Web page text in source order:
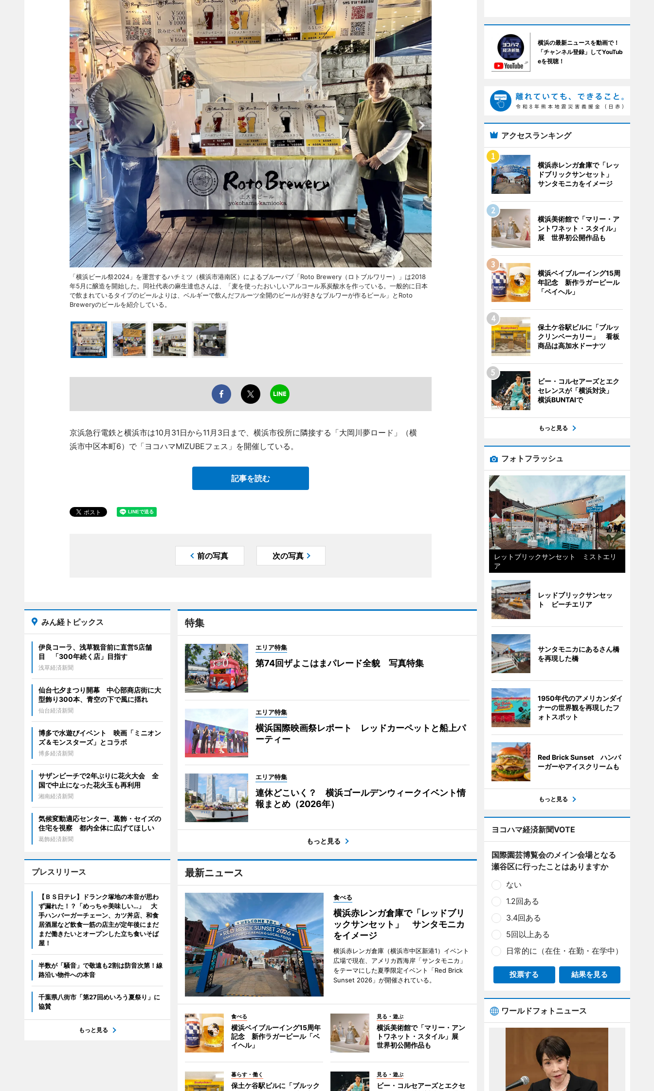
「横浜ビール祭2024」を運営するハチミツ（横浜市港南区）によるブルーパブ「Roto Brewery（ロトブルワリー）」は2018
年5月に醸造を開始した。同社代表の麻生達也さんは、「麦を使ったおいしいアルコール系炭酸水を作っている。一般的に日本
で飲まれているタイプのビールよりは、ベルギーで飲んだフルーツ全開のビールが好きなブルワーが作るビール」とRoto
Breweryのビールを紹介している。
京浜急行電鉄と横浜市は10月31日から11月3日まで、横浜市役所に隣接する「大岡川夢ロード」（横
浜市中区本町6）で「ヨコハマMIZUBEフェス」を開催している。
記事を読む
前の写真 次の写真
特集
エリア特集
第74回ザよこはまパレード全貌 写真特集
エリア特集
横浜国際映画祭レポート レッドカーペットと船上パ
ーティー
エリア特集
連休どこいく？ 横浜ゴールデンウィークイベント情
報まとめ（2026年）
もっと見る
最新ニュース
食べる
横浜赤レンガ倉庫で「レッドブリ
ックサンセット」 サンタモニカ
をイメージ
横浜赤レンガ倉庫（横浜市中区新港1）イベント
広場で現在、アメリカ西海岸「サンタモニカ」
をテーマにした夏季限定イベント「Red Brick
Sunset 2026」が開催されている。
食べる
横浜ベイブルーイング15周年
記念 新作ラガービール「ベ
イヘル」
見る・遊ぶ
横浜美術館で「マリー・アン
トワネット・スタイル」展
世界初公開作品も
暮らす・働く
保土ケ谷駅ビルに「ブルック
見る・遊ぶ
ビー・コルセアーズとエクセ
みん経トピックス
伊良コーラ、浅草観音前に直営5店舗
目 「300年続く店」目指す
浅草経済新聞
仙台七夕まつり開幕 中心部商店街に大
型飾り300本、青空の下で風に揺れ
仙台経済新聞
博多で水遊びイベント 映画「ミニオン
ズ＆モンスターズ」とコラボ
博多経済新聞
サザンビーチで2年ぶりに花火大会 全
国で中止になった花火玉も再利用
湘南経済新聞
気候変動適応センター、葛飾・セイズの
住宅を視察 都内全体に広げてほしい
葛飾経済新聞
プレスリリース
【ＢＳ日テレ】ドランク塚地の本音が思わ
ず漏れた！？「めっちゃ美味しい…」 大
手ハンバーガーチェーン、カツ丼店、和食
居酒屋など飲食一筋の店主が定年後にまだ
まだ働きたいとオープンした立ち食いそば
屋！
半数が「騒音」で敬遠も2割は防音次第！線
路沿い物件への本音
千葉県八街市「第27回めいろう夏祭り」に
協賛
もっと見る
横浜の最新ニュースを動画で！
「チャンネル登録」してYouTub
eを視聴！
アクセスランキング
横浜赤レンガ倉庫で「レッ
ドブリックサンセット」
サンタモニカをイメージ
横浜美術館で「マリー・ア
ントワネット・スタイル」
展 世界初公開作品も
横浜ベイブルーイング15周
年記念 新作ラガービール
「ベイヘル」
保土ケ谷駅ビルに「ブルッ
クリンベーカリー」 看板
商品は高加水ドーナツ
ビー・コルセアーズとエク
セレンスが「横浜対決」
横浜BUNTAIで
もっと見る
フォトフラッシュ
レットブリックサンセット ミストエリ
ア
レッドブリックサンセッ
ト ビーチエリア
サンタモニカにあるさん橋
を再現した橋
1950年代のアメリカンダイ
ナーの世界観を再現したフ
ォトスポット
Red Brick Sunset ハンバ
ーガーやアイスクリームも
もっと見る
ヨコハマ経済新聞VOTE
国際園芸博覧会のメイン会場となる
瀬谷区に行ったことはありますか
ない
1.2回ある
3.4回ある
5回以上ある
日常的に（在住・在勤・在学中）
投票する 結果を見る
ワールドフォトニュース